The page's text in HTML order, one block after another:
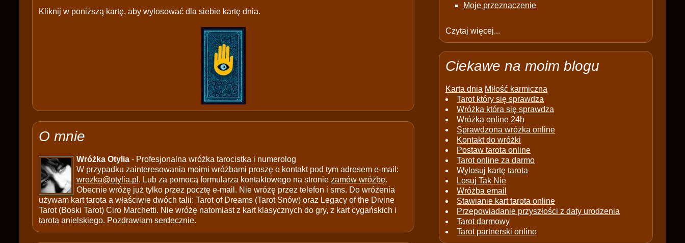
Kliknij w poniższą kartę, aby wylosować dla siebie kartę dnia.
O mnie
Wróżka Otylia - Profesjonalna wróżka tarocistka i numerolog
W przypadku zainteresowania moimi wróżbami proszę o kontakt pod tym adresem e-mail:
wrozka@otylia.pl . Lub za pomocą formularza kontaktowego na stronie zamów wróżbę.
Obecnie wróżę już tylko przez pocztę e-mail. Nie wróżę przez telefon i sms. Do wróżenia
używam kart tarota a właściwie dwóch talii: Tarot of Dreams (Tarot Snów) oraz Legacy of the Divine
Tarot (Boski Tarot) Ciro Marchetti. Nie wróżę natomiast z kart klasycznych do gry, z kart cygańskich i
tarota anielskiego. Pozdrawiam serdecznie.
Moje przeznaczenie
Czytaj więcej...
Ciekawe na moim blogu
Karta dnia Miłość karmiczna
Tarot który się sprawdza
Wróżka która się sprawdza
Wróżka online 24h
Sprawdzona wróżka online
Kontakt do wróżki
Postaw tarota online
Tarot online za darmo
Wylosuj kartę tarota
Losuj Tak Nie
Wróżba email
Stawianie kart tarota online
Przepowiadanie przyszłości z daty urodzenia
Tarot darmowy
Tarot partnerski online